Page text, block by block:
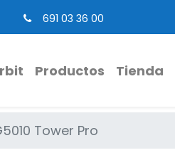
691 03 36 00
Productos Tienda
Tower Pro